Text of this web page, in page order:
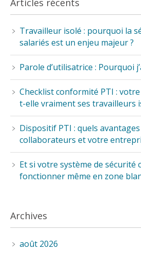
Articles récents
Travailleur isolé : pourquoi la
salariés est un enjeu majeur ?
Parole d’utilisatrice : Pourquoi
Checklist conformité PTI :
t-elle vraiment ses travailleurs
Dispositif PTI : quels
collaborateurs et votre
Et si votre système de sécurité
fonctionner même en zone
Archives
août 2026